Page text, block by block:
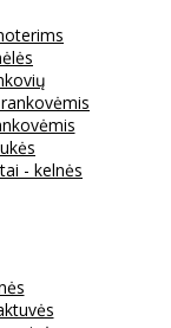
- kelnės